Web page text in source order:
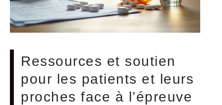
Ressources et soutien
pour les patients et leurs
proches face à l’épreuve